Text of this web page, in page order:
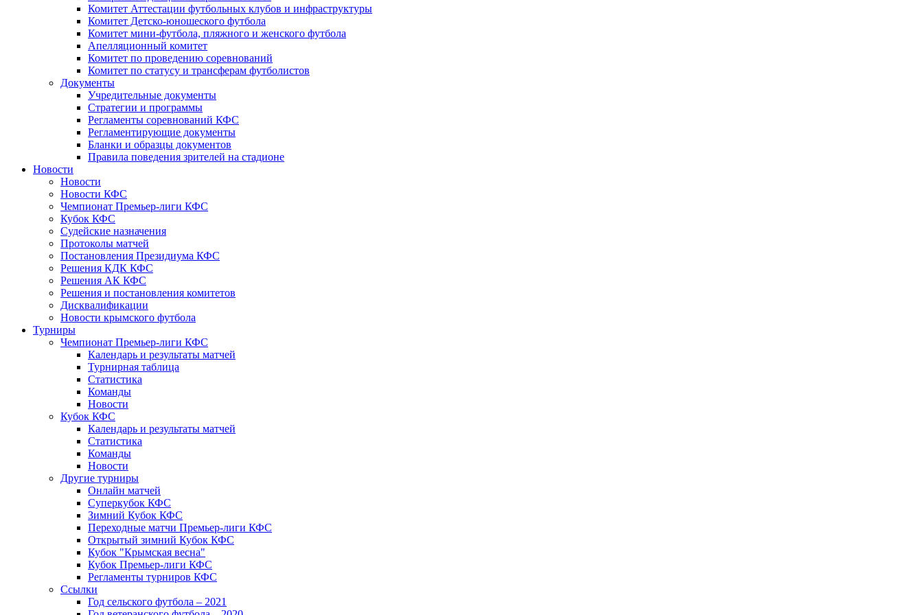
Комитет Аттестации футбольных клубов и инфраструктуры
Комитет Детско-юношеского футбола
Комитет мини-футбола, пляжного и женского футбола
Апелляционный комитет
Комитет по проведению соревнований
Комитет по статусу и трансферам футболистов
Документы
Учредительные документы
Стратегии и программы
Регламенты соревнований КФС
Регламентирующие документы
Бланки и образцы документов
Правила поведения зрителей на стадионе
Новости
Новости
Новости КФС
Чемпионат Премьер-лиги КФС
Кубок КФС
Судейские назначения
Протоколы матчей
Постановления Президиума КФС
Решения КДК КФС
Решения АК КФС
Решения и постановления комитетов
Дисквалификации
Новости крымского футбола
Турниры
Чемпионат Премьер-лиги КФС
Календарь и результаты матчей
Турнирная таблица
Статистика
Команды
Новости
Кубок КФС
Календарь и результаты матчей
Статистика
Команды
Новости
Другие турниры
Онлайн матчей
Суперкубок КФС
Зимний Кубок КФС
Переходные матчи Премьер-лиги КФС
Открытый зимний Кубок КФС
Кубок "Крымская весна"
Кубок Премьер-лиги КФС
Регламенты турниров КФС
Ссылки
Год сельского футбола – 2021